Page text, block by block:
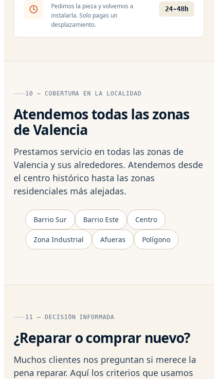
Pedimos la pieza y volvemos a
instalarla. Solo pagas un
desplazamiento.
24-48h
10 — COBERTURA EN LA LOCALIDAD
Atendemos todas las zonas
de Valencia
Prestamos servicio en todas las zonas de
Valencia y sus alrededores. Atendemos desde
el centro histórico hasta las zonas
residenciales más alejadas.
Barrio Sur Barrio Este Centro
Zona Industrial Afueras Polígono
11 — DECISIÓN INFORMADA
¿Reparar o comprar nuevo?
Muchos clientes nos preguntan si merece la
pena reparar. Aquí los criterios que usamos